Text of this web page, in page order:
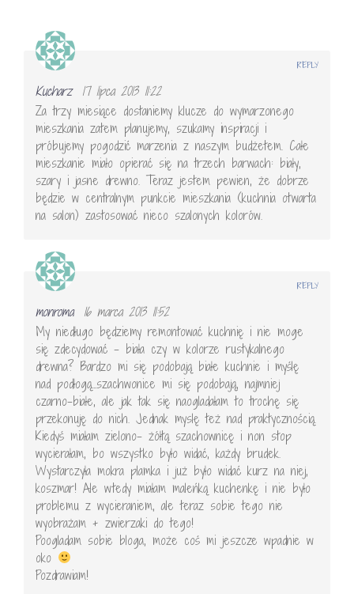
Kucharz
17 lipca 2013 11:22
Za trzy miesiące dostaniemy klucze do wymarzonego
mieszkania zatem planujemy, szukamy inspiracji i
próbujemy pogodzić marzenia z naszym budżetem. Całe
mieszkanie miało opierać się na trzech barwach: biały,
szary i jasne drewno. Teraz jestem pewien, że dobrze
będzie w centralnym punkcie mieszkania (kuchnia otwarta
na salon) zastosować nieco szalonych kolorów.
REPLY
monroma
16 marca 2013 11:52
My niedługo będziemy remontować kuchnię i nie moge
się zdecydować – biała czy w kolorze rustykalnego
drewna? Bardzo mi się podobają białe kuchnie i myślę
nad podłogą…szachwonice mi się podobają, najmniej
czarno-białe, ale jak tak się naogladałam to trochę się
przekonuję do nich. Jednak myslę też nad praktycznością.
Kiedyś miałam zielono- żółtą szachownicę i non stop
wycierałam, bo wszystko było widać, każdy brudek.
Wystarczyła mokra plamka i już było widać kurz na niej,
koszmar! Ale wtedy miałam maleńką kuchenkę i nie było
problemu z wycieraniem, ale teraz sobie tego nie
wyobrażam + zwierzaki do tego!
Poogladam sobie bloga, może coś mi jeszcze wpadnie w
oko
Pozdrawiam!
REPLY